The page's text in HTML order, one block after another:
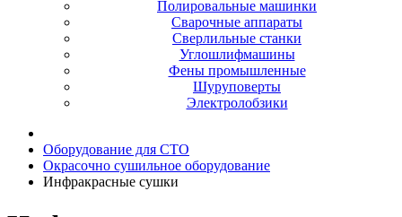
Полировальные машинки
Сварочные аппараты
Сверлильные станки
Углошлифмашины
Фены промышленные
Шуруповерты
Электролобзики
Oбopудoвaниe для CTO
Oкpacoчнo cушильнoe oбopудoвaниe
Инфpaкpacныe cушки